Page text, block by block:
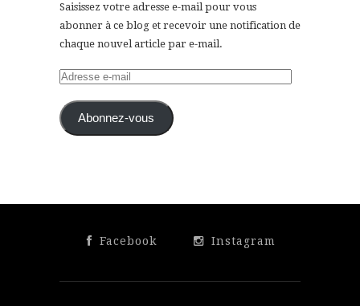
Saisissez votre adresse e-mail pour vous
abonner à ce blog et recevoir une notification de
chaque nouvel article par e-mail.
Adresse
mail Abonnez-vous
Facebook Instagram